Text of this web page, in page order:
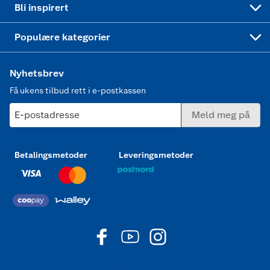
Bli inspirert
Populære kategorier
Nyhetsbrev
Få ukens tilbud rett i e-postkassen
E-postadresse Meld meg på
Betalingsmetoder Leveringsmetoder